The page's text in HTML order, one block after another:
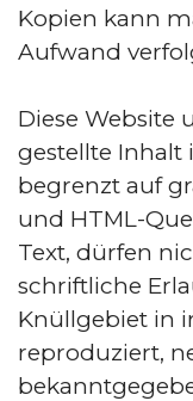
Kopien kann
Aufwand
Diese Website
gestellte Inhalt
begrenzt auf
und HTML-
Text, dürfen
schriftliche
Knüllgebiet in
reproduziert,